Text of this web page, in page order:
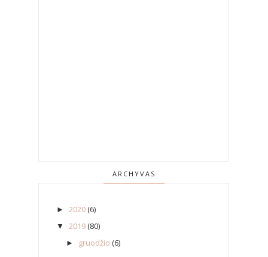
ARCHYVAS
► 2020 (6)
▼ 2019 (80)
► gruodžio (6)